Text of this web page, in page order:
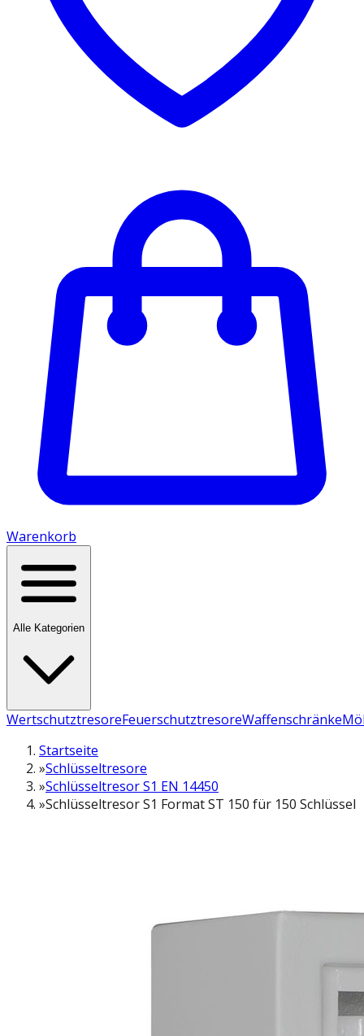
Warenkorb
Alle Kategorien
WertschutztresoreFeuerschutztresoreWaffenschränke
Startseite
»Schlüsseltresore
»Schlüsseltresor S1 EN 14450
»Schlüsseltresor S1 Format ST 150 für 150 Schlüssel